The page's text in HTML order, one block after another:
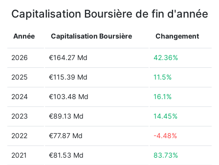
Capitalisation Boursière de fin d'année
Année Capitalisation Boursière Changement
2026 €164.27 Md 42.36%
2025 €115.39 Md 11.5%
2024 €103.48 Md 16.1%
2023 €89.13 Md 14.45%
2022 €77.87 Md -4.48%
2021 €81.53 Md 83.73%